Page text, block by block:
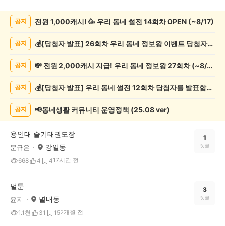
록
공지 전원 1,000캐시! 🥳 우리 동네 썰전 14회차 OPEN (~8/17)
공지 💰[당첨자 발표] 26회차 우리 동네 정보왕 이벤트 당첨자를 발표합니다!
공지 💸 전원 2,000캐시 지급! 우리 동네 정보왕 27회차 (~8/10)
공지 💰[당첨자 발표] 우리 동네 썰전 12회차 당첨자를 발표합니다!
공지 📢동네생활 커뮤니티 운영정책 (25.08 ver)
용인대 슬기태권도장
문규은 강일동
668 4 417시간 전
1
댓글
벌툰
윤지 별내동
1.1천 31 152개월 전
3
댓글